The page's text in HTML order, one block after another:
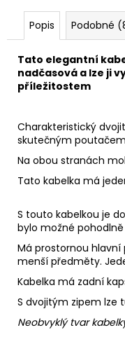
Popis Podobné
Tato elegantní
nadčasová a lze ji
příležitostem
Charakteristický
skutečným
Na obou stranách
Tato kabelka má
S touto kabelkou je
bylo možné
Má prostornou hlavní
menší předměty.
Kabelka má zadní
S dvojitým zipem lze
Neobvyklý tvar